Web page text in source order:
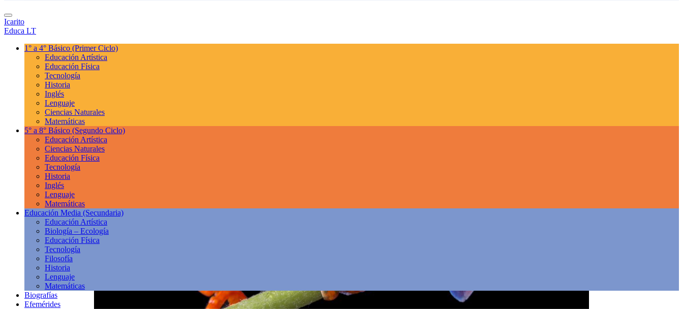
Icarito
Educa LT
1° a 4° Básico (Primer Ciclo)
Educación Artística
Educación Física
Tecnología
Historia
Inglés
Lenguaje
Ciencias Naturales
Matemáticas
5° a 8° Básico (Segundo Ciclo)
Educación Artística
Ciencias Naturales
Educación Física
Tecnología
Historia
Inglés
Lenguaje
Matemáticas
Educación Media (Secundaria)
Educación Artística
Biología – Ecología
Educación Física
Tecnología
Filosofía
Historia
Lenguaje
Matemáticas
Biografías
Efemérides